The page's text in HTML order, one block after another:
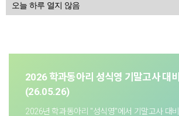
2026 학과동아리 성식영 기말고사 대
(26.05.26)
2026년 학과동아리 "성식영"에서 기말고사 대
오늘 하루 열지 않음